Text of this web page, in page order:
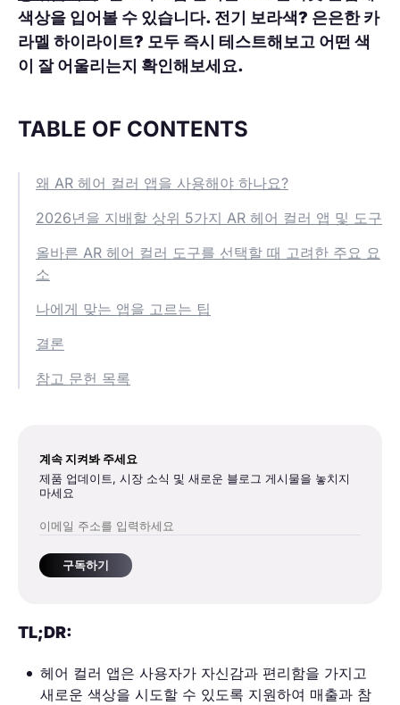
색상을 입어볼 수 있습니다. 전기 보라색? 은은한 카
라멜 하이라이트? 모두 즉시 테스트해보고 어떤 색
이 잘 어울리는지 확인해보세요.
TABLE OF CONTENTS
왜 AR 헤어 컬러 앱을 사용해야 하나요?
2026년을 지배할 상위 5가지 AR 헤어 컬러 앱 및 도구
올바른 AR 헤어 컬러 도구를 선택할 때 고려한 주요 요
소
나에게 맞는 앱을 고르는 팁
결론
참고 문헌 목록
계속 지켜봐 주세요
제품 업데이트, 시장 소식 및 새로운 블로그 게시물을 놓치지
마세요
구독하기
TL;DR:
헤어 컬러 앱은 사용자가 자신감과 편리함을 가지고
새로운 색상을 시도할 수 있도록 지원하여 매출과 참